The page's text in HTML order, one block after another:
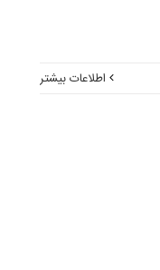
اطلاعات بیشتر